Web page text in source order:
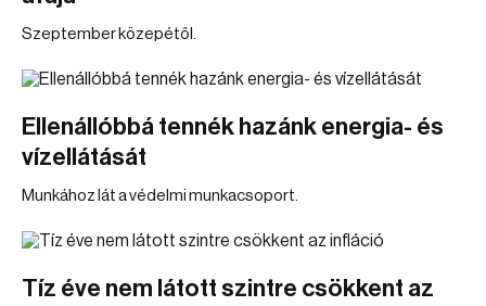
Szeptember közepétől.
Ellenállóbbá tennék hazánk energia- és
vízellátását
Munkához lát a védelmi munkacsoport.
Tíz éve nem látott szintre csökkent az